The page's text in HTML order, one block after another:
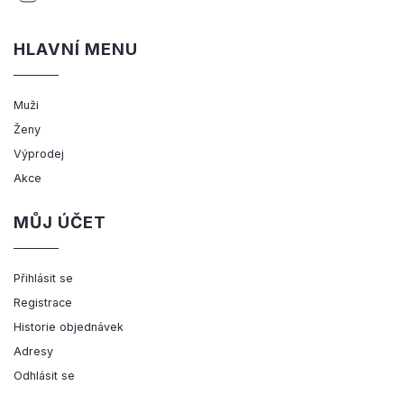
HLAVNÍ MENU
Muži
Ženy
Výprodej
Akce
MŮJ ÚČET
Přihlásit se
Registrace
Historie objednávek
Adresy
Odhlásit se